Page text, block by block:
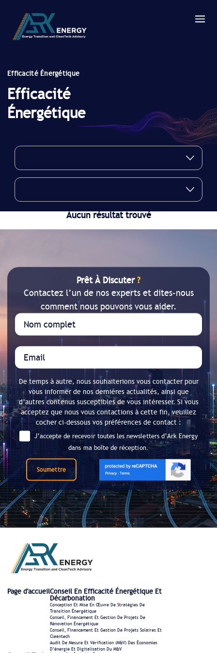
Efficacité Énergétique
Efficacité
Énergétique
Aucun résultat trouvé
Prêt À Discuter?
Contactez l’un de nos experts et dites-nous
comment nous pouvons vous aider.
De temps à autre, nous souhaiterions vous contacter pour
vous informer de nos dernières actualités, ainsi que
d’autres contenus susceptibles de vous intéresser. Si vous
acceptez que nous vous contactions à cette fin, veuillez
cocher ci-dessous vos préférences de contact :
J’accepte de recevoir toutes les newsletters d’Ark Energy
dans ma boîte de réception.
Soumettre
Page d'accueilConseil En Efficacité Énergétique Et
Décarbonation
Conception Et Mise En Œuvre De Stratégies De
Transition Énergétique
Conseil, Financement Et Gestion De Projets De
Rénovation Énergétique
Conseil, Financement Et Gestion De Projets Solaires Et
Cleantech
Audit De Mesure Et Vérification (M&V) Des Économies
D’énergie Et Digitalisation Du M&V